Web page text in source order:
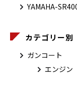
YAMAHA-
カテゴリー別
ガンコート
エンジン